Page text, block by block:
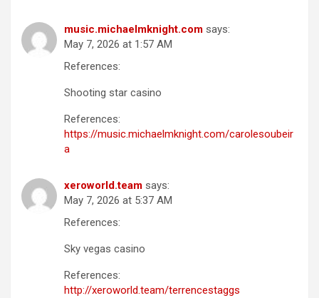
music.michaelmknight.com says:
May 7, 2026 at 1:57 AM
References:
Shooting star casino
References:
https://music.michaelmknight.com/carolesoubeir
a
xeroworld.team says:
May 7, 2026 at 5:37 AM
References:
Sky vegas casino
References:
http://xeroworld.team/terrencestaggs